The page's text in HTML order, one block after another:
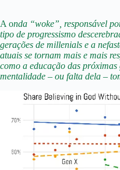
A onda “woke”, responsável
tipo de progressismo
gerações de millenials e a
atuais se tornam mais e mais
como a educação das
mentalidade – ou falta dela –